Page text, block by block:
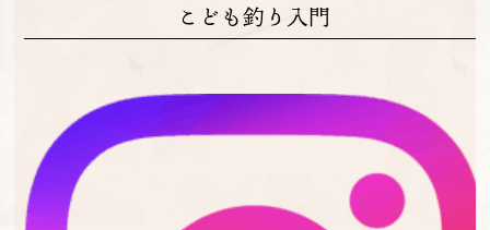
こども釣り入門